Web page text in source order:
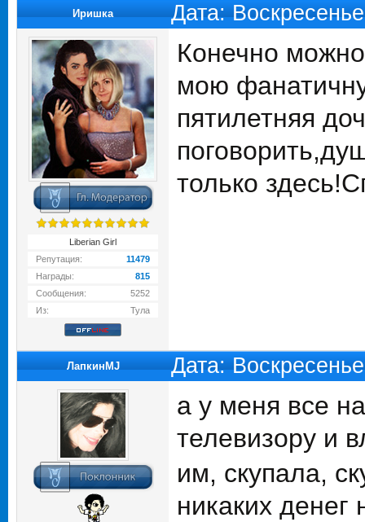
Иришка Дата:
Liberian Girl
Репутация:
11479
Награды:
815
Сообщения:
5252
Из:
Тула
Конечно
мою
пятилетняя
только
ЛапкинMJ Дата:
а у меня все
телевизору и
им, скупала,
никаких